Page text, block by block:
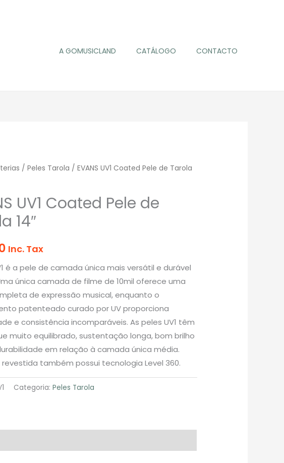
A GOMUSICLAND CATÁLOGO CONTACTO
/ Peles Tarola / EVANS UV1 Coated Pele de Tarola
UV1 Coated Pele de
14″
Inc. Tax
é a pele de camada única mais versátil e durável
única camada de filme de 10mil oferece uma
de expressão musical, enquanto o
patenteado curado por UV proporciona
e consistência incomparáveis. As peles UV1 têm
muito equilibrado, sustentação longa, bom brilho
em relação à camada única média.
revestida também possui tecnologia Level 360.
Categoria: Peles Tarola